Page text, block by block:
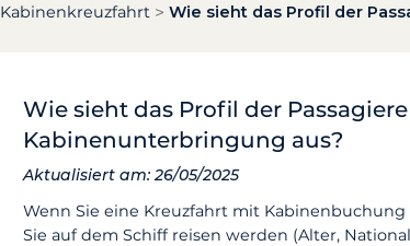
Kabinenkreuzfahrt Wie sieht das Profil der
Wie sieht das Profil der
Kabinenunterbringung aus?
Aktualisiert am: 26/05/2025
Wenn Sie eine Kreuzfahrt mit
Sie auf dem Schiff reisen werden (Alter,